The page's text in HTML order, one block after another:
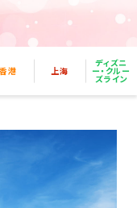
香港 上海
ディズニ
ー・クルー
ズライン